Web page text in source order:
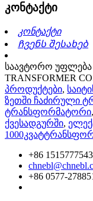
კონტაქტი
კონტაქტი
Ჩვენს შესახებ
საავტორო უფლება
TRANSFORMER
პროდუქტები,
ზეთში ჩაძირული
ტრანსფორმატორი,
ქვესადგურში,
+86
+86 0577-